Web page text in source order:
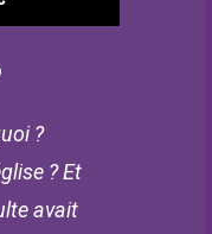
?
? Et
avait